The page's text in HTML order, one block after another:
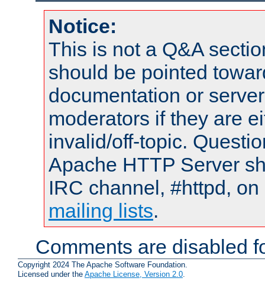
Notice:
This is not a Q&A
should be pointed
documentation or
moderators if they are
invalid/off-topic.
Apache HTTP Server
IRC channel, #httpd,
mailing lists.
Comments are disabled
Copyright 2024 The Apache Software Foundation.
Licensed under the Apache License, Version 2.0.